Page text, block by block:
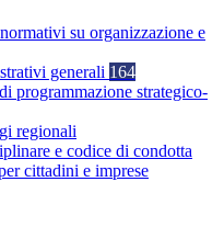
su organizzazione e
generali 164
programmazione strategico-
regionali
e codice di condotta
cittadini e imprese